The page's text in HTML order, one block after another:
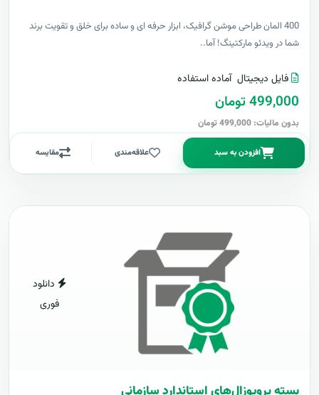
400 المان طراحی موشن گرافیک، ابزار حرفه ای و ساده برای خلق و تقویت برند
شما در ویدئو مارکتینگ! آما..
فایل دیجیتال آماده استفاده
499,000 تومان
بدون مالیات: 499,000 تومان
افزودن به سبد علاقه‌مندی مقایسه
دانلود
فوری